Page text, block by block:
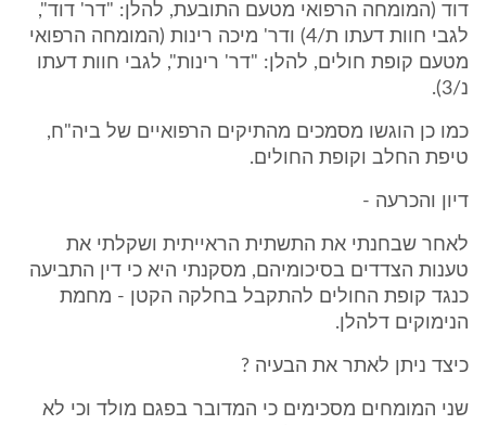
דוד (המומחה הרפואי מטעם התובעת, להלן: "דר' דוד",
לגבי חוות דעתו ת/4) ודר' מיכה רינות (המומחה הרפואי
מטעם קופת חולים, להלן: "דר' רינות", לגבי חוות דעתו
נ/3).
כמו כן הוגשו מסמכים מהתיקים הרפואיים של ביה"ח,
טיפת החלב וקופת החולים.
דיון והכרעה -
לאחר שבחנתי את התשתית הראייתית ושקלתי את
טענות הצדדים בסיכומיהם, מסקנתי היא כי דין התביעה
כנגד קופת החולים להתקבל בחלקה הקטן - מחמת
הנימוקים דלהלן.
כיצד ניתן לאתר את הבעיה ?
שני המומחים מסכימים כי המדובר בפגם מולד וכי לא